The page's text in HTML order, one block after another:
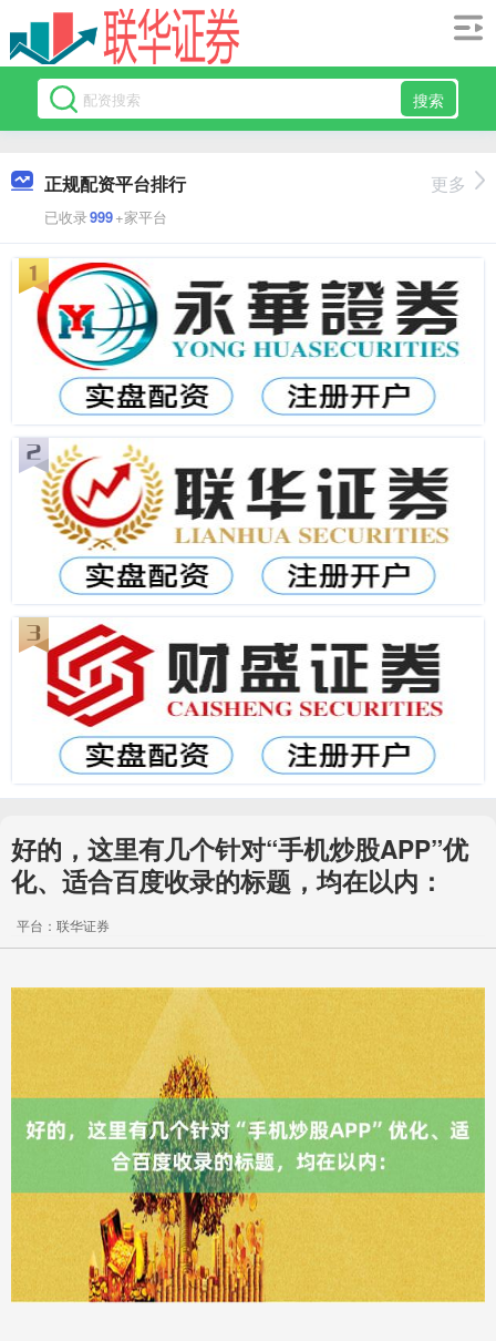
搜索
正规配资平台排行
已收录999+家平台
更多
好的，这里有几个针对“手机炒股APP”优
化、适合百度收录的标题，均在以内：
平台：联华证券